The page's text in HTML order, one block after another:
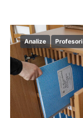
Analize Profesori